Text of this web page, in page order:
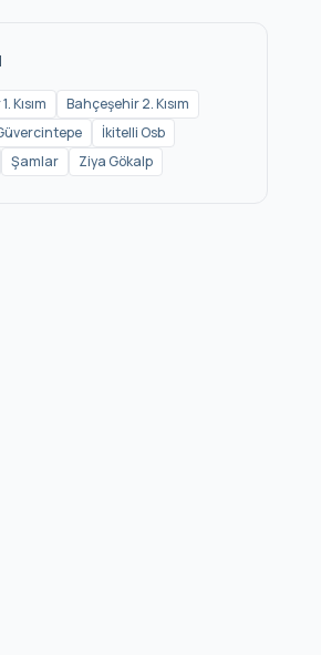
Kısım
Bahçeşehir 2. Kısım
İkitelli Osb
Şamlar Ziya Gökalp